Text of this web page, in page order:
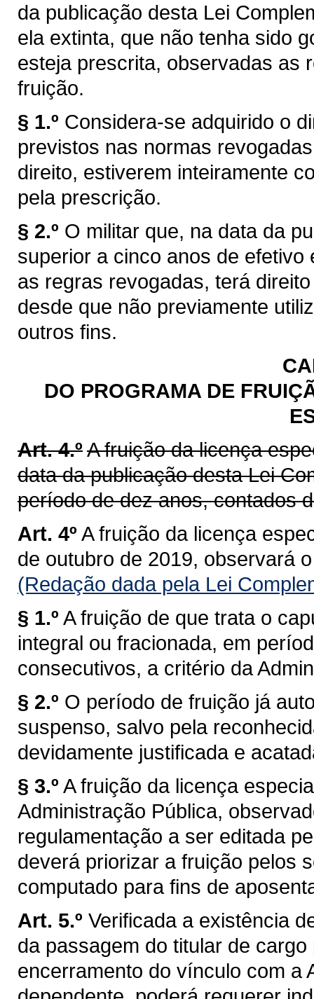
da publicação desta Lei
ela extinta, que não tenha sido
esteja prescrita, observadas as
fruição.
§ 1.º Considera-se adquirido o
previstos nas normas
direito, estiverem inteiramente
pela prescrição.
§ 2.º O militar que, na data da
superior a cinco anos de
as regras revogadas, terá
desde que não previamente
outros fins.
DO PROGRAMA DE
Art. 4.ºA fruição da licença
data da publicação desta Lei
período de dez anos, contados
Art. 4º A fruição da licença
de outubro de 2019, observará
(Redação dada pela Lei
§ 1.º A fruição de que trata o
integral ou fracionada, em
consecutivos, a critério da
§ 2.º O período de fruição já
suspenso, salvo pela
devidamente justificada e
§ 3.º A fruição da licença
Administração Pública,
regulamentação a ser editada
deverá priorizar a fruição pelos
computado para fins de
Art. 5.º Verificada a existência
da passagem do titular de
encerramento do vínculo com a